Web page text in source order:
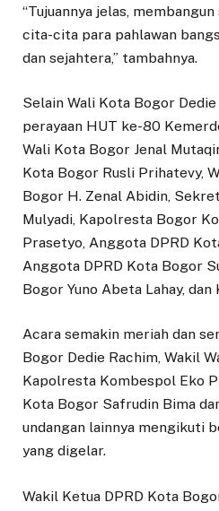
“Tujuannya jelas,
cita-cita para pahlawan
dan sejahtera,” tambahnya.
Selain Wali Kota Bogor
perayaan HUT ke-80
Wali Kota Bogor Jenal
Kota Bogor Rusli Prihatevy,
Bogor H. Zenal Abidin,
Mulyadi, Kapolresta Bogor
Prasetyo, Anggota DPRD
Anggota DPRD Kota Bogor
Bogor Yuno Abeta Lahay,
Acara semakin meriah dan
Bogor Dedie Rachim, Wakil
Kapolresta Kombespol Eko
Kota Bogor Safrudin Bima
undangan lainnya mengikuti
yang digelar.
Wakil Ketua DPRD Kota